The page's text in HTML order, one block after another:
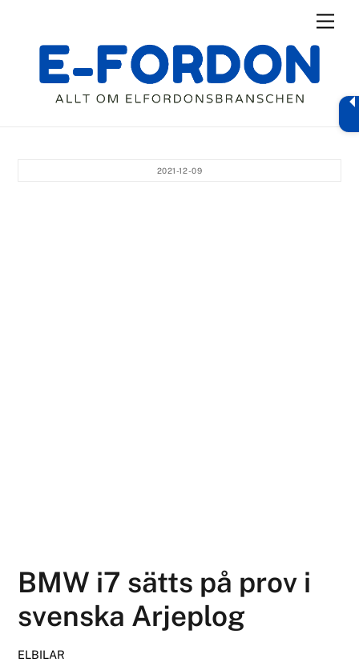
content
2021-12-09
BMW i7 sätts på prov i
svenska Arjeplog
ELBILAR